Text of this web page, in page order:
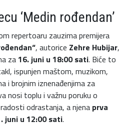
‘Medin rođendan’
repertoaru zauzima premijera
, autorice Zehre Hubijar,
za16. juni u 18:00 sati. Biće to
ispunjen maštom, muzikom,
i brojnim iznenađenjima za
nosi toplu i važnu poruku o
odrastanja, a njena prva
juni u 12:00 sati.